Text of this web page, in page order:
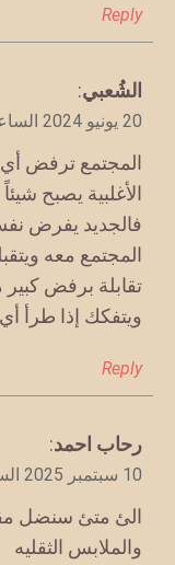
Reply
يقول
الشُعبي:
20 يونيو 2024 الساعة 3:03 ص
المجتمع ترفض
الأغلبية يصبح
فالجديد يفرض
المجتمع معه
تقابلة برفض
ويتفكك إذا طرأ
Reply
يقول
رحاب احمد:
10 سبتمبر 2025 الساعة 3:22 م
الئ متئ سنضل
والملابس الثقليه